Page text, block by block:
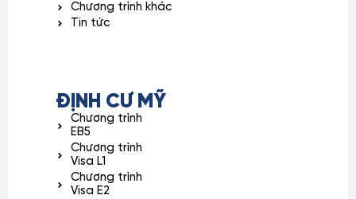
Chương trình khác
Tin tức
ĐỊNH CƯ MỸ
Chương trình
EB5
Chương trình
Visa L1
Chương trình
Visa E2